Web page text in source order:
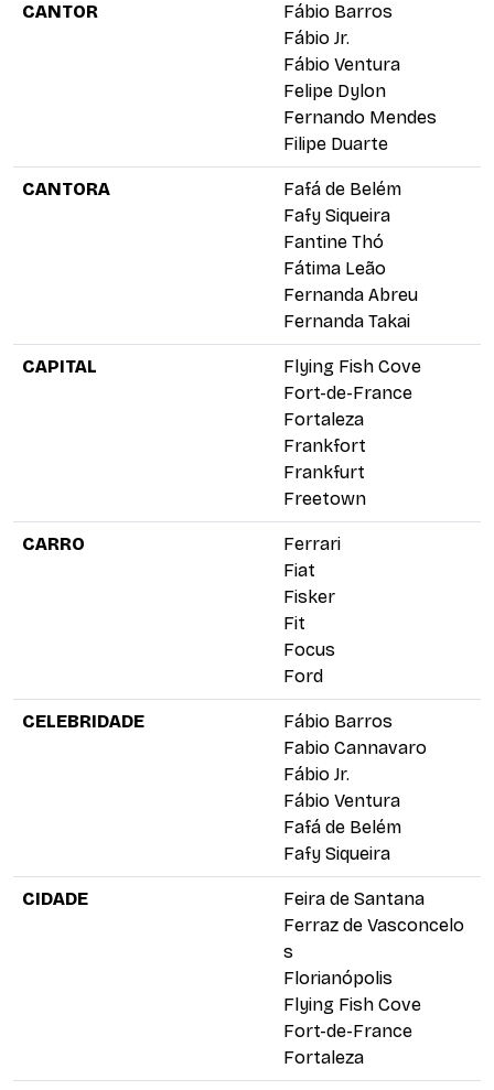
CANTOR
Fábio Barros
Fábio Jr.
Fábio Ventura
Felipe Dylon
Fernando Mendes
Filipe Duarte
CANTORA
Fafá de Belém
Fafy Siqueira
Fantine Thó
Fátima Leão
Fernanda Abreu
Fernanda Takai
CAPITAL
Flying Fish Cove
Fort-de-France
Fortaleza
Frankfort
Frankfurt
Freetown
CARRO
Ferrari
Fiat
Fisker
Fit
Focus
Ford
CELEBRIDADE
Fábio Barros
Fabio Cannavaro
Fábio Jr.
Fábio Ventura
Fafá de Belém
Fafy Siqueira
CIDADE
Feira de Santana
Ferraz de Vasconcelo
s
Florianópolis
Flying Fish Cove
Fort-de-France
Fortaleza